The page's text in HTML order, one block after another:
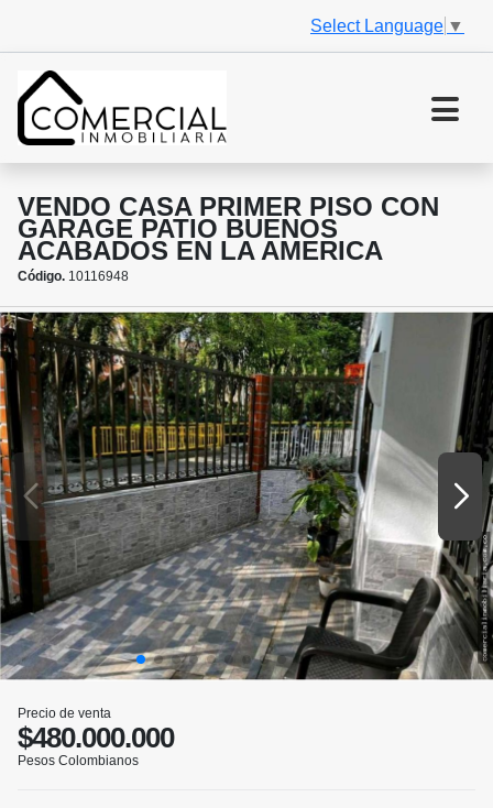
Select Language ▼
VENDO CASA PRIMER PISO CON
GARAGE PATIO BUENOS
ACABADOS EN LA AMERICA
Código. 10116948
Precio de venta
$480.000.000
Pesos Colombianos